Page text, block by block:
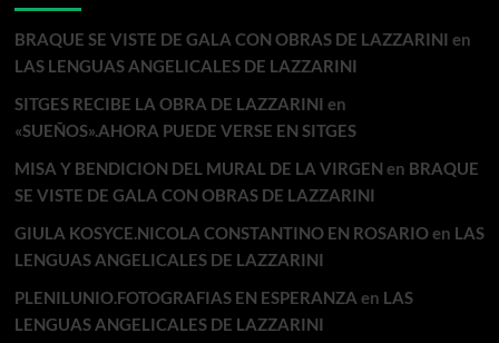
BRAQUE SE VISTE DE GALA CON OBRAS DE LAZZARINI en
LAS LENGUAS ANGELICALES DE LAZZARINI
SITGES RECIBE LA OBRA DE LAZZARINI en
«SUEÑOS».AHORA PUEDE VERSE EN SITGES
MISA Y BENDICION DEL MURAL DE LA VIRGEN en BRAQUE
SE VISTE DE GALA CON OBRAS DE LAZZARINI
GIULA KOSYCE.NICOLA CONSTANTINO EN ROSARIOen LAS
LENGUAS ANGELICALES DE LAZZARINI
PLENILUNIO.FOTOGRAFIAS EN ESPERANZA en LAS
LENGUAS ANGELICALES DE LAZZARINI